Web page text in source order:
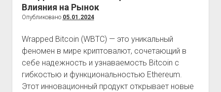
Влияния на Рынок
Опубликовано 05.01.2024
Wrapped Bitcoin (WBTC) — это уникальный
феномен в мире криптовалют, сочетающий в
себе надежность и узнаваемость Bitcoin с
гибкостью и функциональностью Ethereum.
Этот инновационный продукт открывает новые